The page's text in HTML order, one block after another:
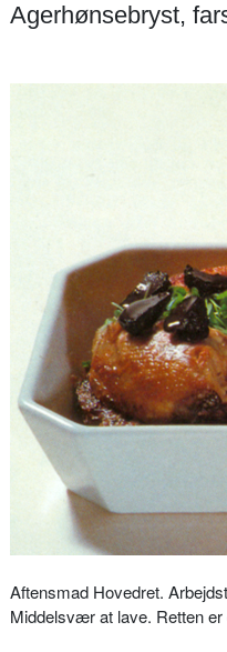
Agerhønsebryst,
Aftensmad Hovedret.
Middelsvær at lave. Retten